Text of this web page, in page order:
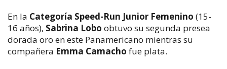
En la Categoría Speed-Run Junior Femenino (15-
16 años), Sabrina Lobo obtuvo su segunda presea
dorada oro en este Panamericano mientras su
compañera Emma Camacho fue plata.